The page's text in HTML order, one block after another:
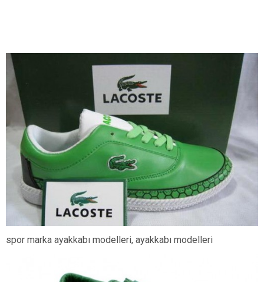
spor marka ayakkabı modelleri, ayakkabı modelleri